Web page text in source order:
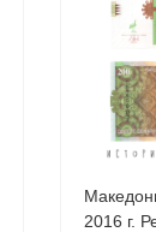
2016 г.